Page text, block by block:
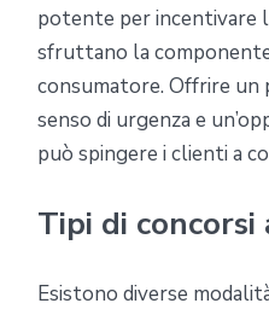
potente per incentivare
sfruttano la
consumatore. Offrire un
senso di urgenza e
può spingere i clienti a
Tipi di concorsi
Esistono diverse